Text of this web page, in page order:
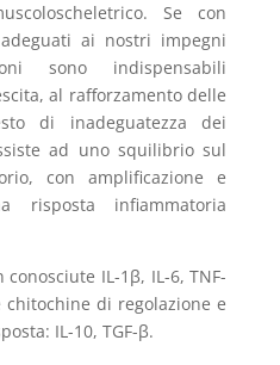
Se con
ai nostri impegni
sono indispensabili
al rafforzamento delle
di inadeguatezza dei
ad uno squilibrio sul
con amplificazione e
infiammatoria
IL-1β, IL-6, TNF-
di regolazione e
IL-10, TGF-β.